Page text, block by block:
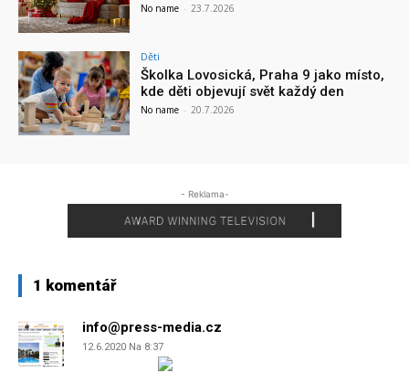
No name - 23.7.2026
Děti
Školka Lovosická, Praha 9 jako místo,
kde děti objevují svět každý den
No name - 20.7.2026
- Reklama-
1 komentář
info@press-media.cz
12.6.2020 Na 8:37